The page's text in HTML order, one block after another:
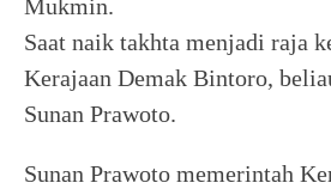
Mukmin.
Saat naik takhta menjadi raja
Kerajaan Demak Bintoro,
Sunan Prawoto.
Sunan Prawoto memerintah